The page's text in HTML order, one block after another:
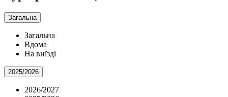
Загальна
Загальна
Вдома
На виїзді
2025/2026
2026/2027